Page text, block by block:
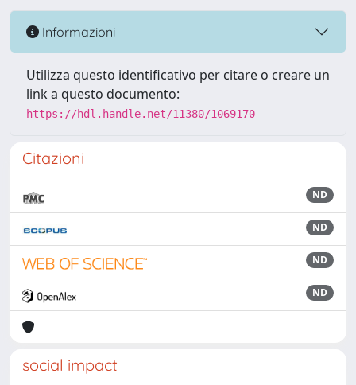
Informazioni
Utilizza questo identificativo per citare o creare un
link a questo documento:
https://hdl.handle.net/11380/1069170
Citazioni
ND
ND
ND
ND
social impact